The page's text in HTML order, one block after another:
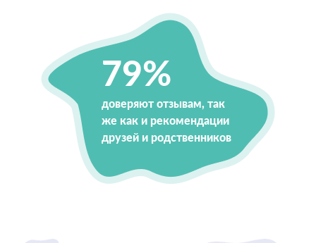
79%
доверяют отзывам, так
же как и рекомендации
друзей и родственников